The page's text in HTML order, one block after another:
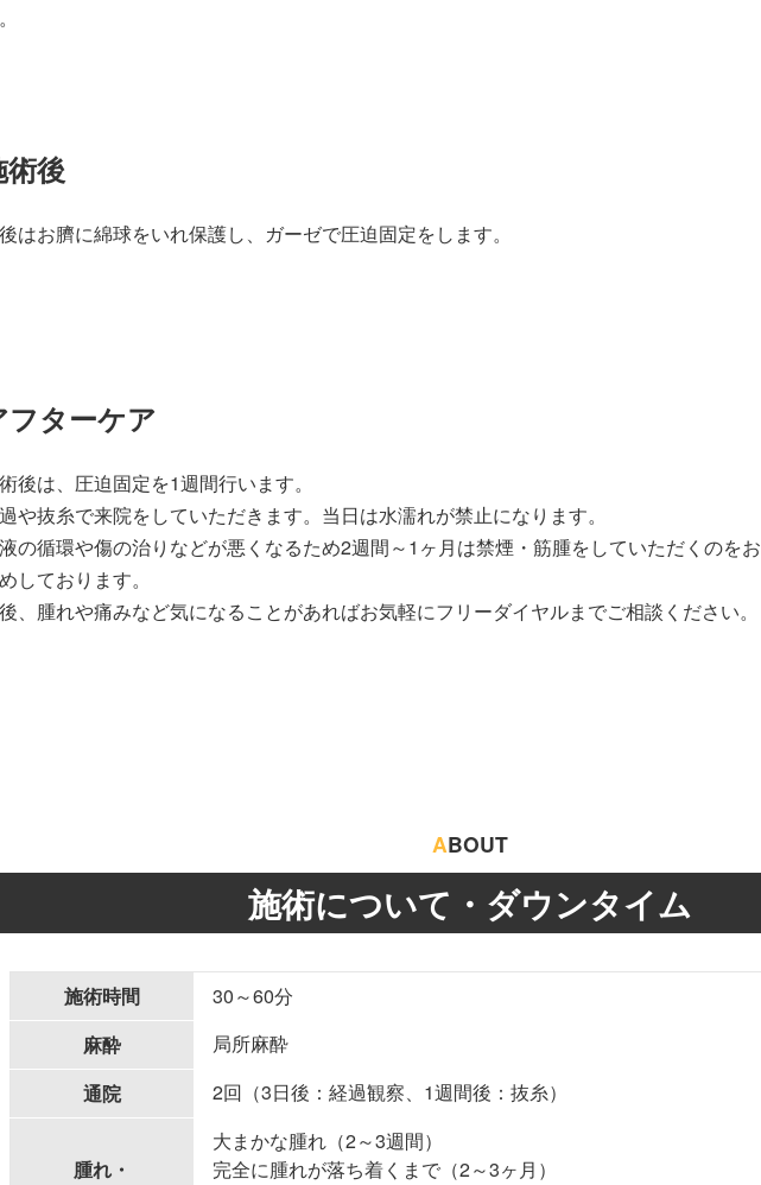
術後
はお臍に綿球をいれ保護し、ガーゼで圧迫固定をします。
フターケア
後は、圧迫固定を1週間行います。
や抜糸で来院をしていただきます。当日は水濡れが禁止になります。
の循環や傷の治りなどが悪くなるため2週間～1ヶ月は禁煙・筋腫をしていただくのをお
しております。
、腫れや痛みなど気になることがあればお気軽にフリーダイヤルまでご相談ください。
ABOUT
施術について・ダウンタイム
施術時間
30～60分
麻酔
局所麻酔
通院
2回（3日後：経過観察、1週間後：抜糸）
腫れ・
大まかな腫れ（2～3週間）
完全に腫れが落ち着くまで（2～3ヶ月）